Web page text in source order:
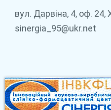
вул. Дарвіна, 4, оф. 24,
sinergia_95@ukr.net